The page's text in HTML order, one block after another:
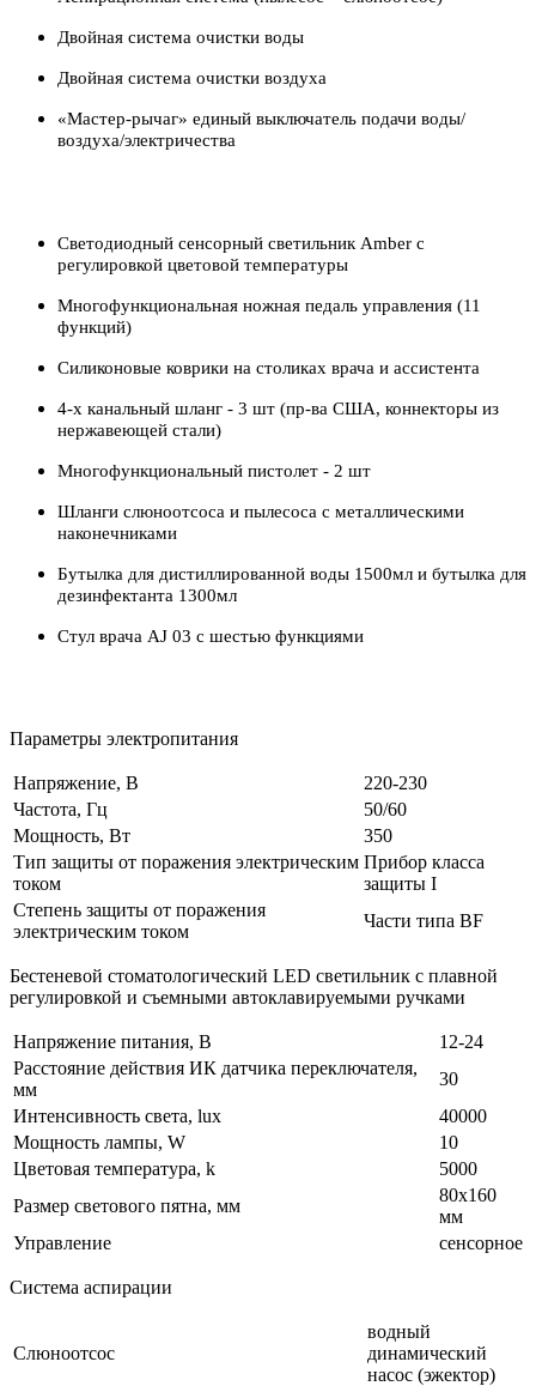
Двойная система очистки воды
Двойная система очистки воздуха
«Мастер-рычаг» единый выключатель подачи воды/
воздуха/электричества
Светодиодный сенсорный светильник Amber с
регулировкой цветовой температуры
Многофункциональная ножная педаль управления (11
функций)
Силиконовые коврики на столиках врача и ассистента
4-х канальный шланг - 3 шт (пр-ва США, коннекторы из
нержавеющей стали)
Многофункциональный пистолет - 2 шт
Шланги слюноотсоса и пылесоса с металлическими
наконечниками
Бутылка для дистиллированной воды 1500мл и бутылка для
дезинфектанта 1300мл
Стул врача AJ 03 с шестью функциями
Параметры электропитания
Напряжение, В
220-230
Частота, Гц
50/60
Мощность, Вт
350
Тип защиты от поражения электрическим
током
Прибор класса
защиты I
Степень защиты от поражения
электрическим током
Части типа BF
Бестеневой стоматологический LED светильник с плавной
регулировкой и съемными автоклавируемыми ручками
Напряжение питания, В
12-24
Расстояние действия ИК датчика переключателя,
мм
30
Интенсивность света, lux
40000
Мощность лампы, W
10
Цветовая температура, k
5000
Размер светового пятна, мм
80x160
мм
Управление
сенсорное
Система аспирации
Слюноотсос
водный
динамический
насос (эжектор)